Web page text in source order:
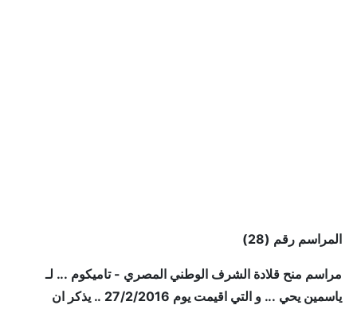
المراسم رقم (28)
مراسم منح قلادة الشرف الوطني المصري - تاميكوم ... لـ
ياسمين يحي ... و التي اقيمت يوم 27/2/2016 .. يذكر ان